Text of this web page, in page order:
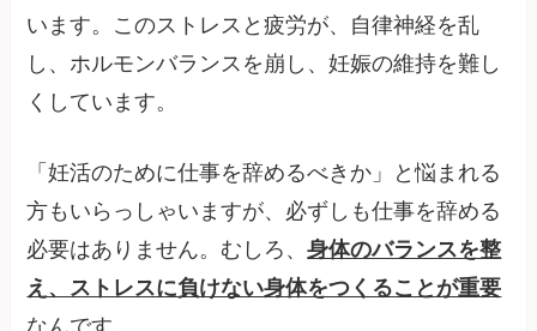
います。このストレスと疲労が、自律神経を乱
し、ホルモンバランスを崩し、妊娠の維持を難し
くしています。
「妊活のために仕事を辞めるべきか」と悩まれる
方もいらっしゃいますが、必ずしも仕事を辞める
必要はありません。むしろ、身体のバランスを整
え、ストレスに負けない身体をつくることが重要
なんです。